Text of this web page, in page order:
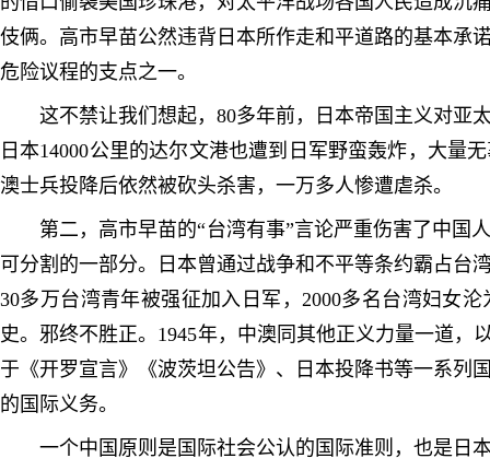
伎俩。高市早苗公然违背日本所作走和平道路的基本承
危险议程的支点之一。
这不禁让我们想起，80多年前，日本帝国主义对亚
日本14000公里的达尔文港也遭到日军野蛮轰炸，大量
澳士兵投降后依然被砍头杀害，一万多人惨遭虐杀。
第二，高市早苗的“台湾有事”言论严重伤害了中国
可分割的一部分。日本曾通过战争和不平等条约霸占台
30多万台湾青年被强征加入日军，2000多名台湾妇女
史。邪终不胜正。1945年，中澳同其他正义力量一道
于《开罗宣言》《波茨坦公告》、日本投降书等一系列
的国际义务。
一个中国原则是国际社会公认的国际准则，也是日